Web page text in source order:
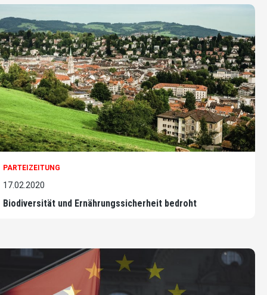
PARTEIZEITUNG
17.02.2020
Biodiversität und Ernährungssicherheit bedroht